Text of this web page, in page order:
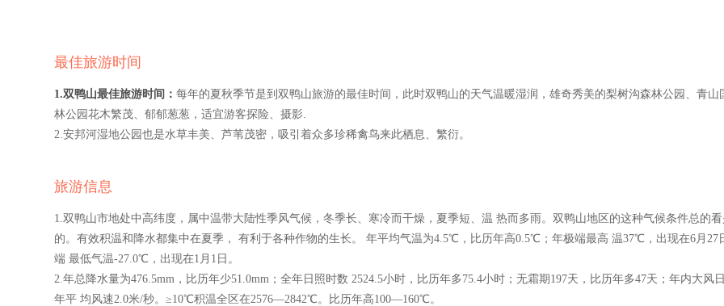
最佳旅游时间
1.双鸭山最佳旅游时间： 每年的夏秋季节是到双鸭山旅游的最佳时间，此时双鸭山的天气温暖湿润，雄奇秀美的梨树沟森林公园、青山
林公园花木繁茂、郁郁葱葱，适宜游客探险、摄影.
2.安邦河湿地公园也是水草丰美、芦苇茂密，吸引着众多珍稀禽鸟来此栖息、繁衍。
旅游信息
1.双鸭山市地处中高纬度，属中温带大陆性季风气候，冬季长、寒冷而干燥，夏季短、温 热而多雨。双鸭山地区的这种气候条件总的
的。有效积温和降水都集中在夏季， 有利于各种作物的生长。 年平均气温为4.5℃，比历年高0.5℃；年极端最高 温37℃，出现在6月27
端 最低气温-27.0℃，出现在1月1日。
2.年总降水量为476.5mm，比历年少51.0mm；全年日照时数 2524.5小时，比历年多75.4小时；无霜期197天，比历年多47天；年内大风
年平 均风速2.0米/秒。≥10℃积温全区在2576—2842℃。比历年高100—160℃。